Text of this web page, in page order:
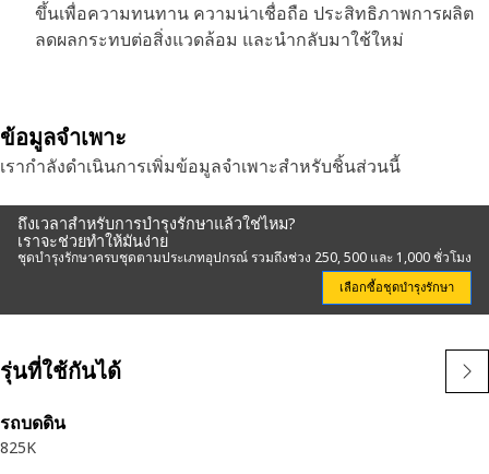
ขึ้นเพื่อความทนทาน ความน่าเชื่อถือ ประสิทธิภาพการผลิต
ลดผลกระทบต่อสิ่งแวดล้อม และนำกลับมาใช้ใหม่
ข้อมูลจำเพาะ
เรากำลังดำเนินการเพิ่มข้อมูลจำเพาะสำหรับชิ้นส่วนนี้
ถึงเวลาสำหรับการบำรุงรักษาแล้วใช่ไหม?
เราจะช่วยทำให้มันง่าย
ชุดบำรุงรักษาครบชุดตามประเภทอุปกรณ์ รวมถึงช่วง 250, 500 และ 1,000 ชั่วโมง
เลือกซื้อชุดบำรุงรักษา
รุ่นที่ใช้กันได้
รถบดดิน
825K